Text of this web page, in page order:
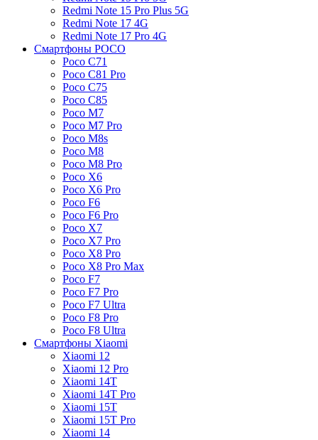
Redmi Note 15 Pro Plus 5G
Redmi Note 17 4G
Redmi Note 17 Pro 4G
Смартфоны POCO
Poco C71
Poco C81 Pro
Poco C75
Poco C85
Poco M7
Poco M7 Pro
Poco M8s
Poco M8
Poco M8 Pro
Poco X6
Poco X6 Pro
Poco F6
Poco F6 Pro
Poco X7
Poco X7 Pro
Poco X8 Pro
Poco X8 Pro Max
Poco F7
Poco F7 Pro
Poco F7 Ultra
Poco F8 Pro
Poco F8 Ultra
Смартфоны Xiaomi
Xiaomi 12
Xiaomi 12 Pro
Xiaomi 14T
Xiaomi 14T Pro
Xiaomi 15T
Xiaomi 15T Pro
Xiaomi 14